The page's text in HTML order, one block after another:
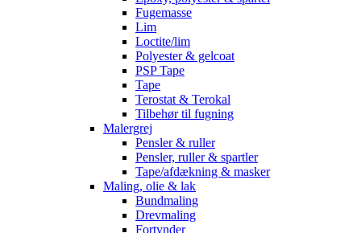
Fugemasse
Lim
Loctite/lim
Polyester & gelcoat
PSP Tape
Tape
Terostat & Terokal
Tilbehør til fugning
Malergrej
Pensler & ruller
Pensler, ruller & spartler
Tape/afdækning & masker
Maling, olie & lak
Bundmaling
Drevmaling
Fortynder